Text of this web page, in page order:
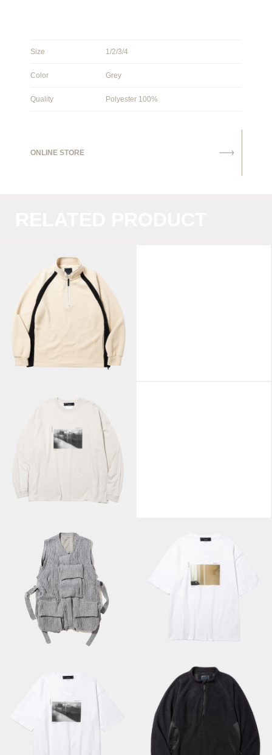
Size 1/2/3/4
Color Grey
Quality Polyester 100%
ONLINE STORE
Polartec®
Breathable
Fleece/Natural
Abstract
Photograph L/S
Tee/Off White A
Body Armor Knit
Vest/Grey
White B
PrimaLoft® Active